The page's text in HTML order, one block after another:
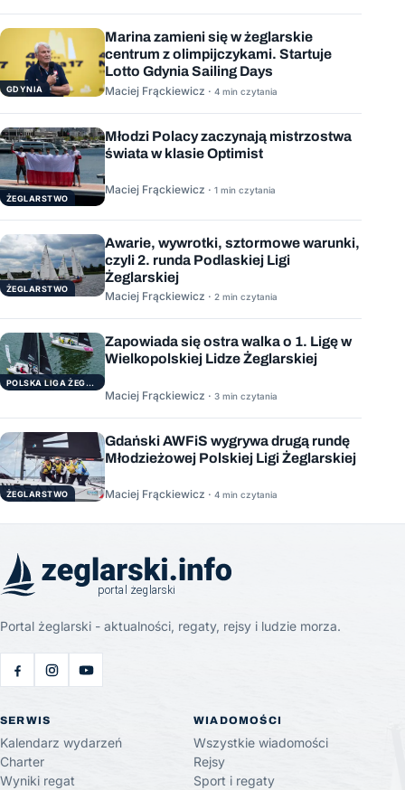
GDYNIA
Marina zamieni się w żeglarskie
centrum z olimpijczykami. Startuje
Lotto Gdynia Sailing Days
Maciej Frąckiewicz · 4 min czytania
ŻEGLARSTWO
Młodzi Polacy zaczynają mistrzostwa
świata w klasie Optimist
Maciej Frąckiewicz · 1 min czytania
ŻEGLARSTWO
Awarie, wywrotki, sztormowe warunki,
czyli 2. runda Podlaskiej Ligi
Żeglarskiej
Maciej Frąckiewicz · 2 min czytania
POLSKA LIGA ŻEGLARSKA
Zapowiada się ostra walka o 1. Ligę w
Wielkopolskiej Lidze Żeglarskiej
Maciej Frąckiewicz · 3 min czytania
ŻEGLARSTWO
Gdański AWFiS wygrywa drugą rundę
Młodzieżowej Polskiej Ligi Żeglarskiej
Maciej Frąckiewicz · 4 min czytania
Portal żeglarski - aktualności, regaty, rejsy i ludzie morza.
SERWIS
Kalendarz wydarzeń
Charter
Wyniki regat
WIADOMOŚCI
Wszystkie wiadomości
Rejsy
Sport i regaty